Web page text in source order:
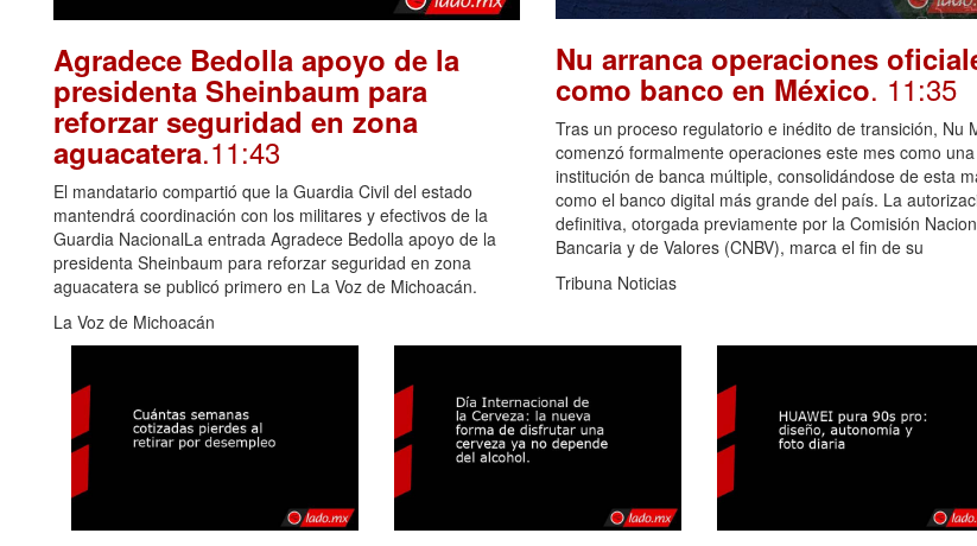
Agradece Bedolla apoyo de la
presidenta Sheinbaum para
reforzar seguridad en zona
aguacatera.11:43
El mandatario compartió que la Guardia Civil del estado
mantendrá coordinación con los militares y efectivos de la
Guardia NacionalLa entrada Agradece Bedolla apoyo de la
presidenta Sheinbaum para reforzar seguridad en zona
aguacatera se publicó primero en La Voz de Michoacán.
La Voz de Michoacán
Nu arranca operaciones
como banco en México. 11:35
Tras un proceso regulatorio e inédito de transición, Nu
comenzó formalmente operaciones este mes como una
institución de banca múltiple, consolidándose de esta
como el banco digital más grande del país. La
definitiva, otorgada previamente por la Comisión
Bancaria y de Valores (CNBV), marca el fin de su
Tribuna Noticias